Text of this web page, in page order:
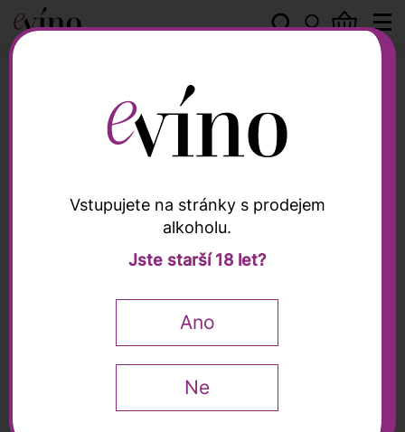
Alto Adige Chardonnay
"Buchholz" DOC 2024,
Peter Zemmer, 0,75l
James Suckling92 / 100 Falstaff91 / 100
Vstupujete na stránky s prodejem
alkoholu.
Jste starší 18 let?
Ano
Ne